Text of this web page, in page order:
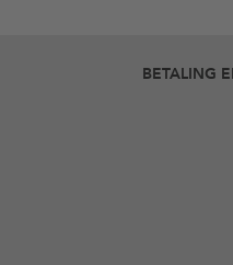
BETALING